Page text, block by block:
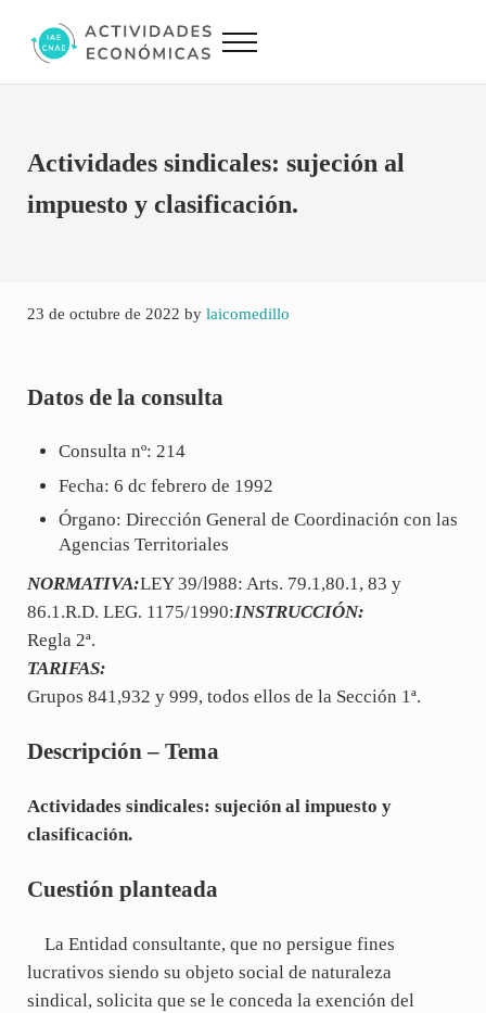
Actividades Económicas IAE CNAE
Menu
Actividades sindicales: sujeción al
impuesto y clasificación.
23 de octubre de 2022 by laicomedillo
Datos de la consulta
Consulta nº: 214
Fecha: 6 dc febrero de 1992
Órgano: Dirección General de Coordinación con las
Agencias Territoriales
NORMATIVA:LEY 39/l988: Arts. 79.1,80.1, 83 y
86.1.R.D. LEG. 1175/1990:INSTRUCCIÓN:
Regla 2ª.
TARIFAS:
Grupos 841,932 y 999, todos ellos de la Sección 1ª.
Descripción – Tema
Actividades sindicales: sujeción al impuesto y
clasificación.
Cuestión planteada
La Entidad consultante, que no persigue fines
lucrativos siendo su objeto social de naturaleza
sindical, solicita que se le conceda la exención del